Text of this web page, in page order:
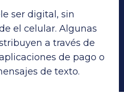
ser digital, sin
el celular. Algunas
a través de
de pago o
de texto.